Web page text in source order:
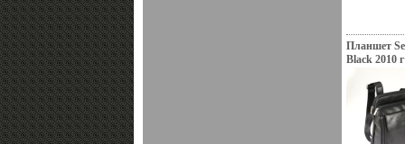
Планшет
Black 2010